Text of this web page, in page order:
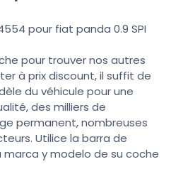
pour fiat panda 0.9 SPI
pour trouver nos autres
à prix discount, il suffit de
du véhicule pour une
des milliers de
permanent, nombreuses
Utilice la barra de
y modelo de su coche